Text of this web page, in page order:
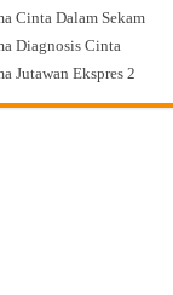
Cinta Dalam Sekam
Diagnosis Cinta
Jutawan Ekspres 2